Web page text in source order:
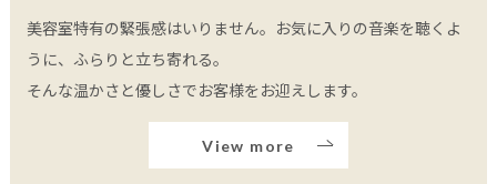
美容室特有の緊張感はいりません。お気に入りの音楽を聴くよ
うに、ふらりと立ち寄れる。
そんな温かさと優しさでお客様をお迎えします。
View more